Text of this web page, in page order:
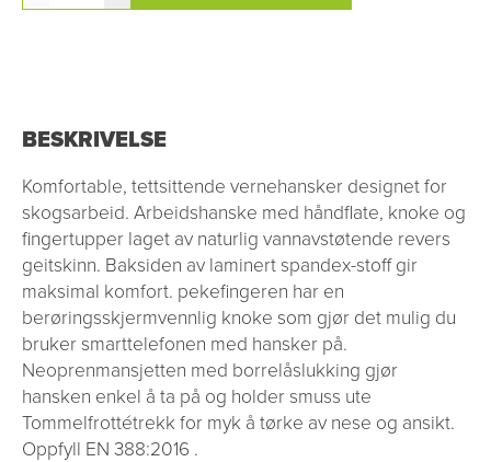
BESKRIVELSE
Komfortable, tettsittende vernehansker designet for
skogsarbeid. Arbeidshanske med håndflate, knoke og
fingertupper laget av naturlig vannavstøtende revers
geitskinn. Baksiden av laminert spandex-stoff gir
maksimal komfort. pekefingeren har en
berøringsskjermvennlig knoke som gjør det mulig du
bruker smarttelefonen med hansker på.
Neoprenmansjetten med borrelåslukking gjør
hansken enkel å ta på og holder smuss ute
Tommelfrottétrekk for myk å tørke av nese og ansikt.
Oppfyll EN 388:2016 .